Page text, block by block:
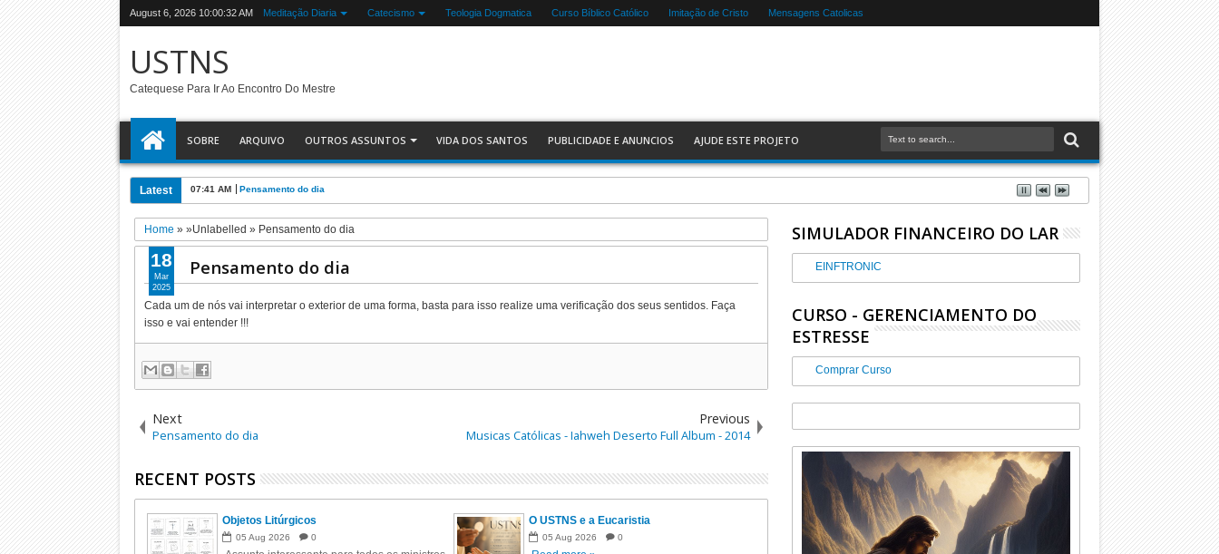
August 6, 2026 10:00:32 AM Meditação Diaria Catecismo Teologia Dogmatica Curso Bíblico Católico Imitação de Cristo Mensagens Catolicas
USTNS
Catequese Para Ir Ao Encontro Do Mestre
SOBRE ARQUIVO OUTROS ASSUNTOS VIDA DOS SANTOS PUBLICIDADE E ANUNCIOS AJUDE ESTE PROJETO
Latest 07:41 AM Pensamento do dia
Home » »Unlabelled » Pensamento do dia
Pensamento do dia
Cada um de nós vai interpretar o exterior de uma forma, basta para isso realize uma verificação dos seus sentidos. Faça
isso e vai entender !!!
18
Mar
2025
Next
Pensamento do dia
Previous
Musicas Católicas - Iahweh Deserto Full Album - 2014
RECENT POSTS
Objetos Litúrgicos
05 Aug 2026 0
O USTNS e a Eucaristia
05 Aug 2026 0
SIMULADOR FINANCEIRO DO LAR
EINFTRONIC
CURSO - GERENCIAMENTO DO
ESTRESSE
Comprar Curso